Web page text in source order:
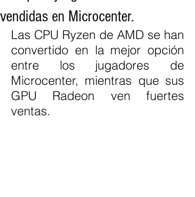
vendidas en Microcenter.
Las CPU Ryzen de AMD se han
convertido en la mejor opción
entre los jugadores de
Microcenter, mientras que sus
GPU Radeon ven fuertes
ventas.